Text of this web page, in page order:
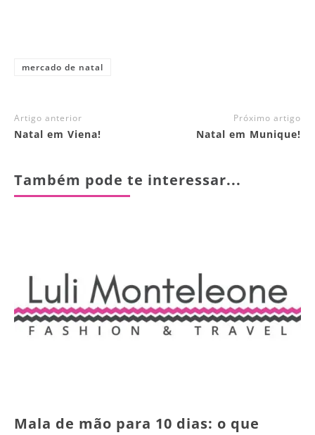
mercado de natal
Artigo anterior
Natal em Viena!
Próximo artigo
Natal em Munique!
Também pode te interessar...
Mala de mão para 10 dias: o que